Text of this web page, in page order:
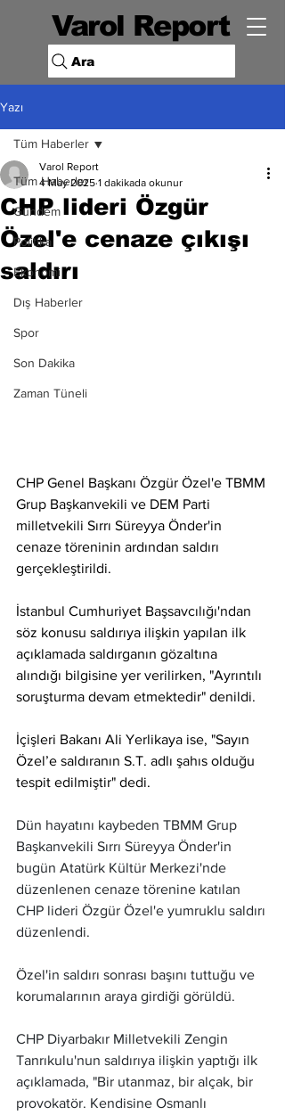
Varol Report
Ara
Yazı
Tüm Haberler
Gündem
Politika
Ekonomi
Dış Haberler
Spor
Son Dakika
Zaman Tüneli
Tüm Haberler
CHP lideri Özgür
Özel'e cenaze çıkışı
saldırı
Varol Report
4 May 2025 1 dakikada okunur
CHP Genel Başkanı Özgür Özel'e TBMM
Grup Başkanvekili ve DEM Parti
milletvekili Sırrı Süreyya Önder'in
cenaze töreninin ardından saldırı
gerçekleştirildi.
İstanbul Cumhuriyet Başsavcılığı'ndan
söz konusu saldırıya ilişkin yapılan ilk
açıklamada saldırganın gözaltına
alındığı bilgisine yer verilirken, "Ayrıntılı
soruşturma devam etmektedir" denildi.
İçişleri Bakanı Ali Yerlikaya ise, "Sayın
Özel’e saldıranın S.T. adlı şahıs olduğu
tespit edilmiştir" dedi.
Dün hayatını kaybeden TBMM Grup
Başkanvekili Sırrı Süreyya Önder'in
bugün Atatürk Kültür Merkezi'nde
düzenlenen cenaze törenine katılan
CHP lideri Özgür Özel'e yumruklu saldırı
düzenlendi.
Özel'in saldırı sonrası başını tuttuğu ve
korumalarının araya girdiği görüldü.
CHP Diyarbakır Milletvekili Zengin
Tanrıkulu'nun saldırıya ilişkin yaptığı ilk
açıklamada, "Bir utanmaz, bir alçak, bir
provokatör. Kendisine Osmanlı